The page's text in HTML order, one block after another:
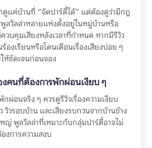
แค่บ้านที่ “จัดปาร์ตี้ได้” แต่ต้องดูว่ามีกฎ
พูลวิลล่าหลายแห่งตั้งอยู่ในหมู่บ้านหรือ
บคุมเสียงหลังเวลาที่กำหนด หากมีรีวิว
องเรียนหรือโดนเตือนเรื่องเสียงบ่อย ๆ
ให้ชัดเจนก่อนจอง
งคนที่ต้องการพักผ่อนเงียบ ๆ
ผ่อนจริง ๆ ควรดูรีวิวเรื่องความเงียบ
วิวรอบบ้าน และเสียงรบกวนจากบ้านข้าง
ญ่ พูลวิลล่าที่เหมาะกับกลุ่มปาร์ตี้อาจไม่
งการความสงบ